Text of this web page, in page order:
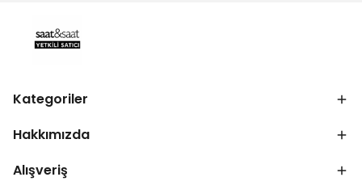
Kategoriler
Hakkımızda
Alışveriş